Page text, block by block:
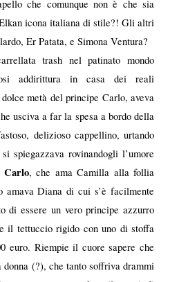
che comunque non è che sia
icona italiana di stile?! Gli altri
Er Patata, e Simona Ventura?
trash nel patinato mondo
addirittura in casa dei reali
metà del principe Carlo, aveva
usciva a far la spesa a bordo della
delizioso cappellino, urtando
spiegazzava rovinandogli l’umore
Carlo, che ama Camilla alla follia
amava Diana di cui s’è facilmente
di essere un vero principe azzurro
il tettuccio rigido con uno di stoffa
euro. Riempie il cuore sapere che
donna (?), che tanto soffriva drammi